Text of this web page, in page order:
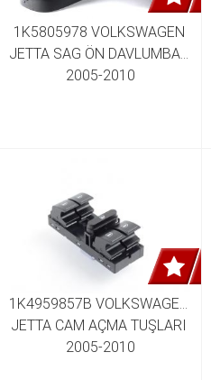
1K5805978 VOLKSWAGEN
JETTA SAG ÖN DAVLUMBAZ
2005-2010
1K4959857B VOLKSWAGEN
JETTA CAM AÇMA TUŞLARI
2005-2010